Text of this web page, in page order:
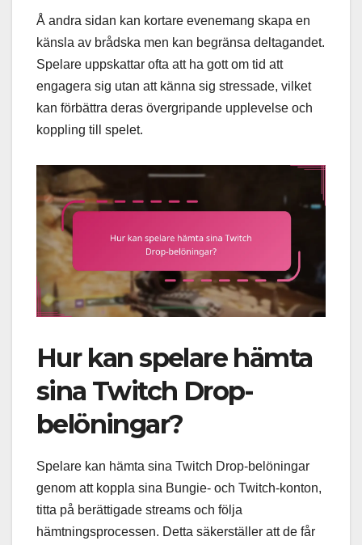
Å andra sidan kan kortare evenemang skapa en
känsla av brådska men kan begränsa deltagandet.
Spelare uppskattar ofta att ha gott om tid att
engagera sig utan att känna sig stressade, vilket
kan förbättra deras övergripande upplevelse och
koppling till spelet.
Hur kan spelare hämta
sina Twitch Drop-
belöningar?
Spelare kan hämta sina Twitch Drop-belöningar
genom att koppla sina Bungie- och Twitch-konton,
titta på berättigade streams och följa
hämtningsprocessen. Detta säkerställer att de får